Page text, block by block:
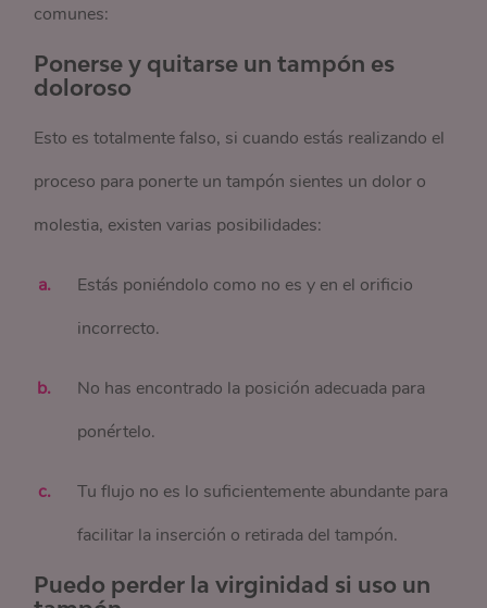
comunes:
Ponerse y quitarse un tampón es
doloroso
Esto es totalmente falso, si cuando estás realizando el
proceso para ponerte un tampón sientes un dolor o
molestia, existen varias posibilidades:
Estás poniéndolo como no es y en el orificio
incorrecto.
No has encontrado la posición adecuada para
ponértelo.
Tu flujo no es lo suficientemente abundante para
facilitar la inserción o retirada del tampón.
Puedo perder la virginidad si uso un